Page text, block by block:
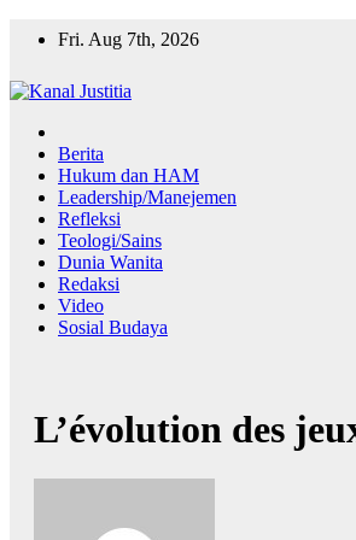
Fri. Aug 7th, 2026
Berita
Hukum dan HAM
Leadership/Manejemen
Refleksi
Teologi/Sains
Dunia Wanita
Redaksi
Video
Sosial Budaya
L’évolution des